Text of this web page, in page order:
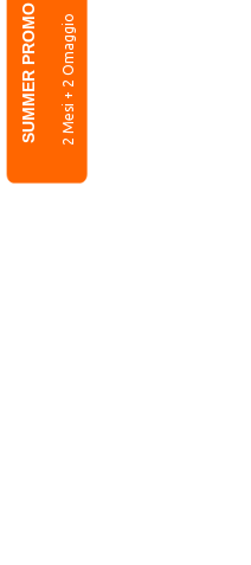
SUMMER PROMO 2 Mesi + 2 Omaggio